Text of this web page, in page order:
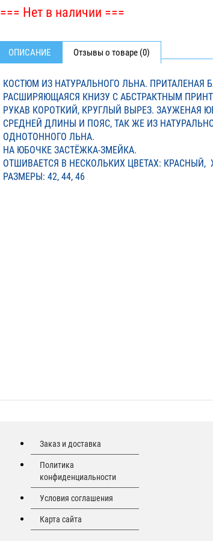
=== Нет в наличии ===
ОПИСАНИЕ Отзывы о товаре (0)
КОСТЮМ ИЗ НАТУРАЛЬНОГО ЛЬНА. ПРИТАЛЕНАЯ
РАСШИРЯЮЩАЯСЯ КНИЗУ С АБСТРАКТНЫМ
РУКАВ КОРОТКИЙ, КРУГЛЫЙ ВЫРЕЗ. ЗАУЖЕНАЯ
СРЕДНЕЙ ДЛИНЫ И ПОЯС, ТАК ЖЕ ИЗ
ОДНОТОННОГО ЛЬНА.
НА ЮБОЧКЕ ЗАСТЁЖКА-ЗМЕЙКА.
ОТШИВАЕТСЯ В НЕСКОЛЬКИХ ЦВЕТАХ: КРАСНЫЙ,
РАЗМЕРЫ: 42, 44, 46
Заказ и доставка
Политика
конфиденциальности
Условия соглашения
Карта сайта